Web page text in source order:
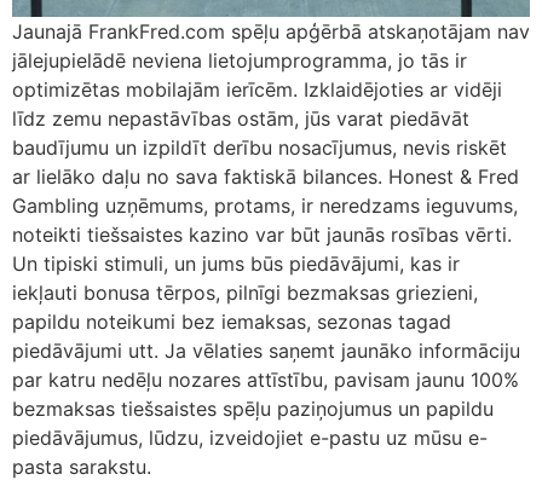
Jaunajā FrankFred.com spēļu apģērbā atskaņotājam nav
jālejupielādē neviena lietojumprogramma, jo tās ir
optimizētas mobilajām ierīcēm. Izklaidējoties ar vidēji
līdz zemu nepastāvības ostām, jūs varat piedāvāt
baudījumu un izpildīt derību nosacījumus, nevis riskēt
ar lielāko daļu no sava faktiskā bilances. Honest & Fred
Gambling uzņēmums, protams, ir neredzams ieguvums,
noteikti tiešsaistes kazino var būt jaunās rosības vērti.
Un tipiski stimuli, un jums būs piedāvājumi, kas ir
iekļauti bonusa tērpos, pilnīgi bezmaksas griezieni,
papildu noteikumi bez iemaksas, sezonas tagad
piedāvājumi utt. Ja vēlaties saņemt jaunāko informāciju
par katru nedēļu nozares attīstību, pavisam jaunu 100%
bezmaksas tiešsaistes spēļu paziņojumus un papildu
piedāvājumus, lūdzu, izveidojiet e-pastu uz mūsu e-
pasta sarakstu.